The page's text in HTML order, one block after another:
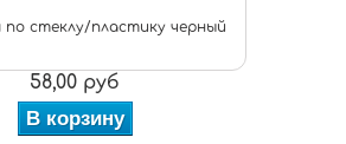
по стеклу/пластику черный
58,00 руб
В корзину